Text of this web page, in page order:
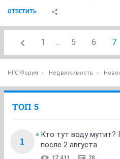
ОТВЕТИТЬ
1 ... 5 6 7
НГС.Форум Недвижимость
ТОП 5
1
Кто тут воду мутит?
после 2 августа